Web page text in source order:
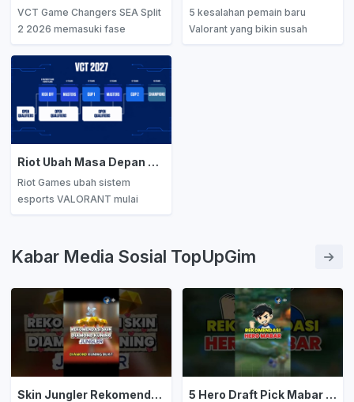
VCT Game Changers SEA Split
2 2026 memasuki fase
penentuan! 8 tim terbaik Asia
Tenggara berebut gelar juara
dan hadiah US$10.000. Simak
perkembangan tim dari
Indonesia, Filipina, Thailand,
dan Vietnam!
5 kesalahan pemain baru
Valorant yang bikin susah
menang! Terlalu fokus kill,
Riot Ubah Masa Depan Esports VALORANT Mulai 2027, Apa Dampaknya bagi Tim Asia Tenggara?
Riot Games ubah sistem
esports VALORANT mulai
2027! Jalur promosi lebih
Apa dampaknya bagi tim Asia
Tenggara termasuk Indonesia?
Kabar Media Sosial TopUpGim
Skin Jungler Rekomendasi Diamond Kuning 5 Hero Draft Pick Mabar Auto Win